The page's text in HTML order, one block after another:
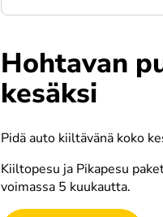
Korkeapainepesu
Pesuvaahto
Hohtavan
kesäksi
Pidä auto kiiltävänä koko
Kiiltopesu ja Pikapesu
voimassa 5 kuukautta.